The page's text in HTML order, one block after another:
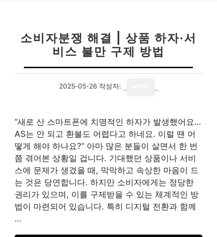
소비자분쟁 해결 | 상품 하자·서
비스 불만 구제 방법
2025-05-26 작성자:
“새로 산 스마트폰에 치명적인 하자가 발생했어요…
AS는 안 되고 환불도 어렵다고 하네요. 이럴 땐 어
떻게 해야 하나요?” 아마 많은 분들이 살면서 한 번
쯤 겪어본 상황일 겁니다. 기대했던 상품이나 서비
스에 문제가 생겼을 때, 막막하고 속상한 마음이 드
는 것은 당연합니다. 하지만 소비자에게는 정당한
권리가 있으며, 이를 구제받을 수 있는 체계적인 방
법이 마련되어 있습니다. 특히 디지털 전환과 함께
…